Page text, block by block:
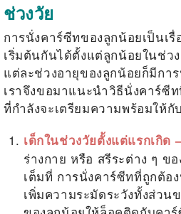
ช่วงวัย
การนั่งคาร์ซีทของลูกน้อยเป็น
เริ่มต้นกันได้ตั้งแต่ลูกน้อยในช่ว
แต่ละช่วงอายุของลูกน้อยก็มีกา
เราจึงขอมาแนะนำวิธีนั่งคาร์ซี
ที่กำลังจะเตรียมความพร้อมให้กั
เด็กในช่วงวัยตั้งแต่แรกเกิด
ร่างกาย หรือ สรีระต่าง ๆ ข
เต็มที่ การนั่งคาร์ซีทที่ถูกต้อง
เพิ่มความระมัดระวังทั้งส่วน